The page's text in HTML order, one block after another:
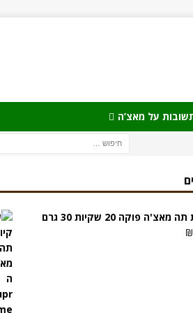
על מאצ’ה
פוקה 20 שקיות 30 גרם
₪